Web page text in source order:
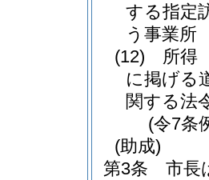
する指定
う事業所
(12)
所得
に掲げる
関する法
(令7条
(助成)
第3条
市長